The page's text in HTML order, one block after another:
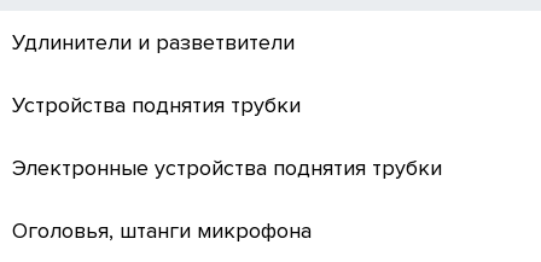
Удлинители и разветвители
Устройства поднятия трубки
Электронные устройства поднятия трубки
Оголовья, штанги микрофона